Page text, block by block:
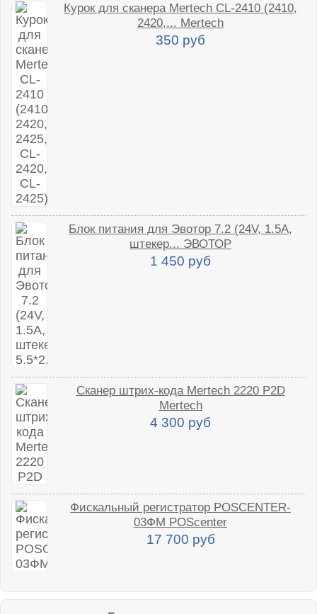
Курок для сканера Mertech CL-2410 (2410,
2420,... Mertech
350 руб
Блок питания для Эвотор 7.2 (24V, 1.5A,
штекер... ЭВОТОР
1 450 руб
Сканер штрих-кода Mertech 2220 P2D
Mertech
4 300 руб
Фискальный регистратор POSCENTER-
03ФМ POScenter
17 700 руб